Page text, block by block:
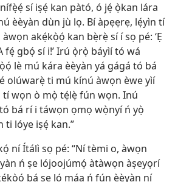
sí iṣẹ́ kan pàtó, ó jẹ́ ọ̀kan lára
èèyàn dùn jù lọ. Bí àpẹẹrẹ, lẹ́yìn tí
akẹ́kọ̀ọ́ kan bẹ̀rẹ̀ sí í sọ pé: ‘Ẹ
fẹ́ gbọ́ sí i!’ Irú ọ̀rọ̀ báyìí tó wá
lè mú kára èèyàn yá gágá tó bá
olúwarẹ̀ ti mú kínú àwọn èwe yìí
wọn ò mọ̀ tẹ́lẹ̀ fún wọn. Inú
bá rí i táwọn ọmọ wọ̀nyí ń yọ̀
lóye iṣẹ́ kan.”
ní Ítálì sọ pé: “Ní tèmi o, àwọn
ń ṣe lójoojúmọ́ àtàwọn àṣeyọrí
bá ṣe ló máa ń fún èèyàn ní